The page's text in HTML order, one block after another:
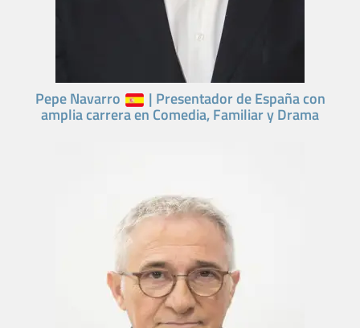
Pepe Navarro | Presentador de España con
amplia carrera en Comedia, Familiar y Drama